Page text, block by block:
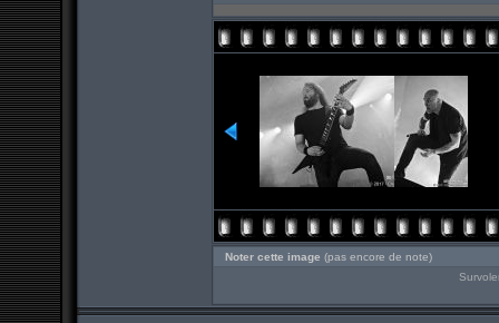
Noter cette image (pas encore de note)